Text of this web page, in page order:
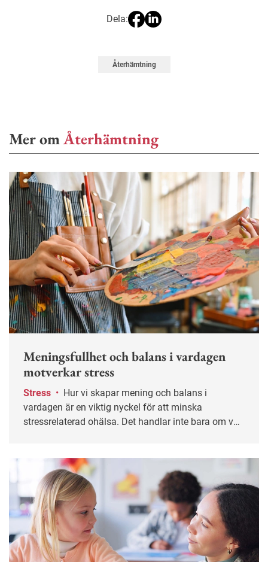
Dela:
Återhämtning
Mer omÅterhämtning
Meningsfullhet och balans i vardagen
motverkar stress
Stress •
vardagen är en viktig nyckel för att minska
stressrelaterad ohälsa. Det handlar inte bara om vad